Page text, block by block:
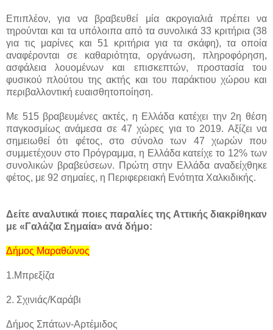
Επιπλέον, για να βραβευθεί μία ακρογιαλιά πρέπει να
τηρούνται και τα υπόλοιπα από τα συνολικά 33 κριτήρια (38
για τις μαρίνες και 51 κριτήρια για τα σκάφη), τα οποία
αναφέρονται σε καθαριότητα, οργάνωση, πληροφόρηση,
ασφάλεια λουομένων και επισκεπτών, προστασία του
φυσικού πλούτου της ακτής και του παράκτιου χώρου και
περιβαλλοντική ευαισθητοποίηση.
Με 515 βραβευμένες ακτές, η Ελλάδα κατέχει την 2η θέση
παγκοσμίως ανάμεσα σε 47 χώρες για το 2019. Αξίζει να
σημειωθεί ότι φέτος, στο σύνολο των 47 χωρών που
συμμετέχουν στο Πρόγραμμα, η Ελλάδα κατείχε το 12% των
συνολικών βραβεύσεων. Πρώτη στην Ελλάδα αναδείχθηκε
φέτος, με 92 σημαίες, η Περιφερειακή Ενότητα Χαλκιδικής.
Δείτε αναλυτικά ποιες παραλίες της Αττικής διακρίθηκαν
με «Γαλάζια Σημαία» ανά δήμο:
Δήμος Μαραθώνος
1.Μπρεξίζα
2. Σχινιάς/Καράβι
Δήμος Σπάτων-Αρτέμιδος